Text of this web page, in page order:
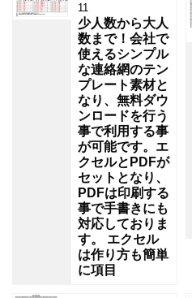
11
少人数から大人
数まで！会社で
使えるシンプル
な連絡網のテン
プレート素材と
なり、無料ダウ
ンロードを行う
事で利用する事
が可能です。エ
クセルとPDFが
セットとなり、
PDFは印刷する
事で手書きにも
対応しておりま
す。 エクセル
は作り方も簡単
に項目